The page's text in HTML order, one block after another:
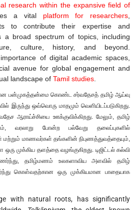
research within the expansive field of
a vital platform for researchers
to contribute their expertise and
a broad spectrum of topics, including
culture, history, and beyond.
of digital academic spaces,
avenue for global engagement and
landscape of Tamil studies
பன்முகத்தன்மை கொண்ட சர்வதேசத் தமிழ் ஆய்வு
இருந்து ஒவ்வொரு மாதமும் வெளியிடப்படுகிறது.
ஆராய்ச்சியை ஊக்குவிக்கிறது. மேலும், தமிழ்
வரலாறு போன்ற பல்வேறு தலைப்புகளில்
மற்றும் மாணவர்கள் தங்களின் நிபுணத்துவத்தையும்,
முக்கிய தளத்தை வழங்குகிறது. டிஜிட்டல் கல்வி
தமிழ்மணம் உலகளாவிய அளவில் தமிழ்
கொள்வதற்கான ஒரு முக்கியமான பாதையாக
with natural roots, has significantly